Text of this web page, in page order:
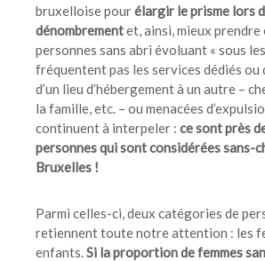
bruxelloise pourélargir le prisme lors
dénombrementet, ainsi, mieux prendre
personnes sans abri évoluant « sous
fréquentent pas les services dédiés
d’un lieu d’hébergement à un autre –
la famille, etc. – ou menacées
continuent à interpeler : ce sont près
personnes qui sont considérées sans-
Bruxelles !
Parmi celles-ci, deux catégories de
retiennent toute notre attention : les
enfants.Si la proportion de femmes